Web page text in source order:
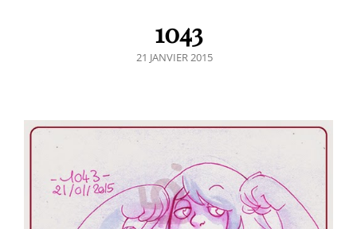
1043
POSTED
21 JANVIER 2015